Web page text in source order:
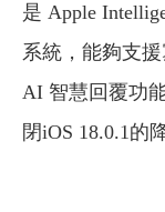
是 Apple
系統，能夠支
AI 智慧回覆功
閉iOS 18.0.1的